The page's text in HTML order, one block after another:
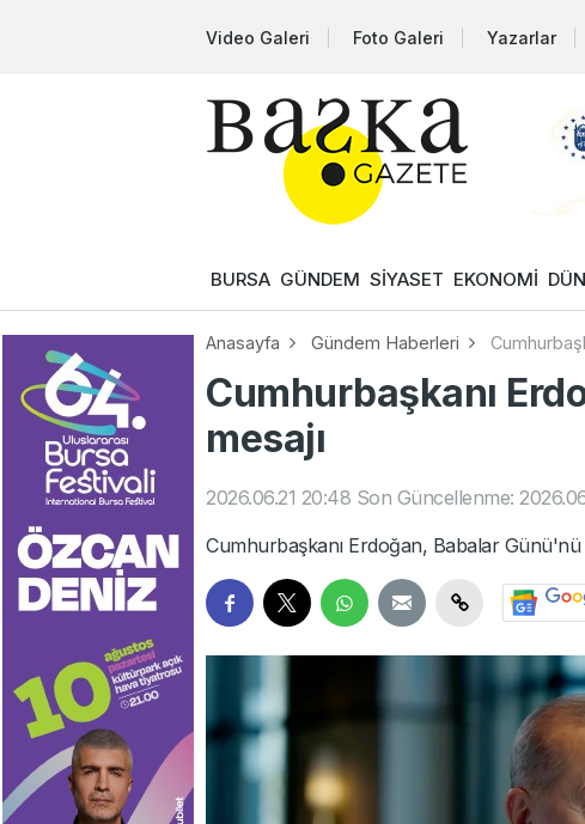
Video Galeri Foto Galeri Yazarlar
BURSA GÜNDEM SİYASET EKONOMİ
Anasayfa Gündem Haberleri
Cumhurbaşkanı
mesajı
2026.06.21 20:48 Son Güncellenme:
Cumhurbaşkanı Erdoğan, Babalar Günü'nü